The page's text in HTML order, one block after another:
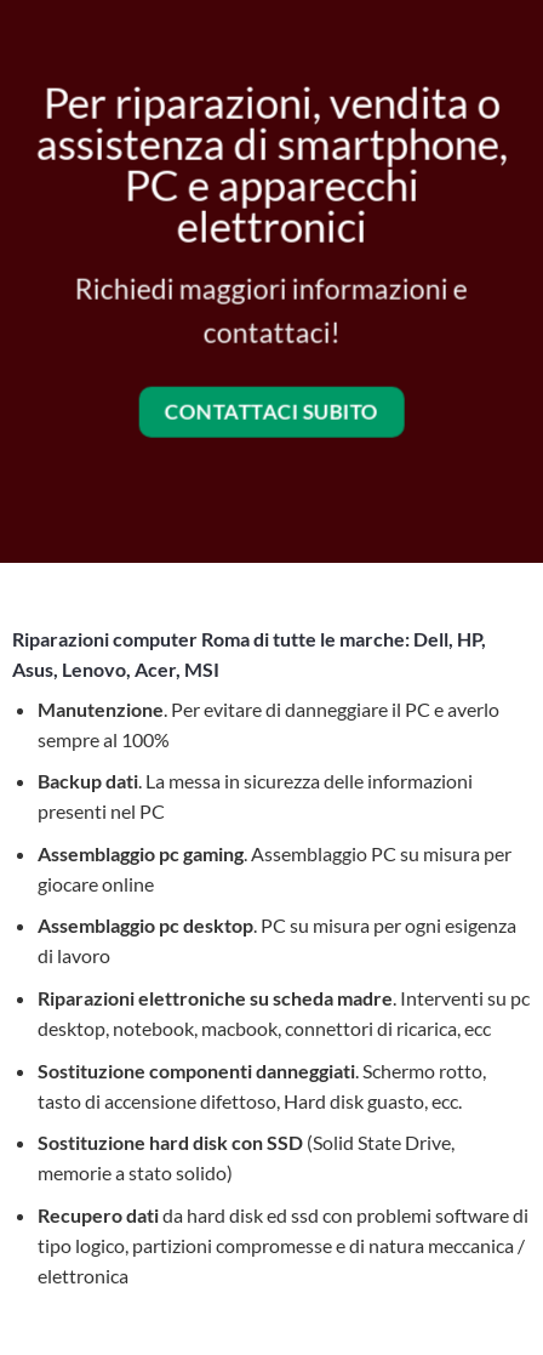
Per riparazioni, vendita o
assistenza di smartphone,
PC e apparecchi
elettronici
Richiedi maggiori informazioni e
contattaci!
CONTATTACI SUBITO
Riparazioni computer Roma di tutte le marche: Dell, HP,
Asus, Lenovo, Acer, MSI
Manutenzione . Per evitare di danneggiare il PC e averlo
sempre al 100%
Backup dati. La messa in sicurezza delle informazioni
presenti nel PC
Assemblaggio pc gaming. Assemblaggio PC su misura per
giocare online
Assemblaggio pc desktop. PC su misura per ogni esigenza
di lavoro
Riparazioni elettroniche su scheda madre. Interventi su pc
desktop, notebook, macbook, connettori di ricarica, ecc
Sostituzione componenti danneggiati. Schermo rotto,
tasto di accensione difettoso, Hard disk guasto, ecc.
Sostituzione hard disk con SSD(Solid State Drive,
memorie a stato solido)
Recupero datida hard disk ed ssd con problemi software di
tipo logico, partizioni compromesse e di natura meccanica /
elettronica